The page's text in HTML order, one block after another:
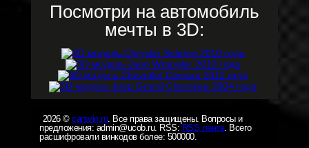
Посмотри на автомобиль
мечты в 3D:
2026 © carsvin.ru. Все права защищены. Вопросы и
предложения: admin@ucob.ru. RSS:RSS лента. Всего
расшифровали винкодов более: 500000.